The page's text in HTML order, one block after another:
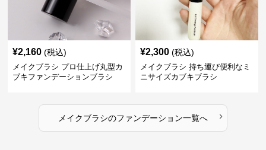
¥2,160 (税込)
メイクブラシ プロ仕上げ丸型カ
ブキファンデーションブラシ
¥2,300 (税込)
メイクブラシ 持ち運び便利なミ
ニサイズカブキブラシ
メイクブラシのファンデーション一覧へ ›